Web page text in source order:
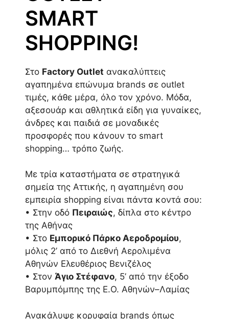
SMART
SHOPPING!
Στο Factory Outlet ανακαλύπτεις
αγαπημένα επώνυμα brands σε outlet
τιμές, κάθε μέρα, όλο τον χρόνο. Μόδα,
αξεσουάρ και αθλητικά είδη για γυναίκες,
άνδρες και παιδιά σε μοναδικές
προσφορές που κάνουν το smart
shopping… τρόπο ζωής.
Με τρία καταστήματα σε στρατηγικά
σημεία της Αττικής, η αγαπημένη σου
εμπειρία shopping είναι πάντα κοντά σου:
• Στην οδό Πειραιώς, δίπλα στο κέντρο
της Αθήνας
• Στο Εμπορικό Πάρκο Αεροδρομίου,
μόλις 2’ από το Διεθνή Αερολιμένα
Αθηνών Ελευθέριος Βενιζέλος
• Στον Άγιο Στέφανο, 5’ από την έξοδο
Βαρυμπόμπης της Ε.Ο. Αθηνών–Λαμίας
Ανακάλυψε κορυφαία brands όπως